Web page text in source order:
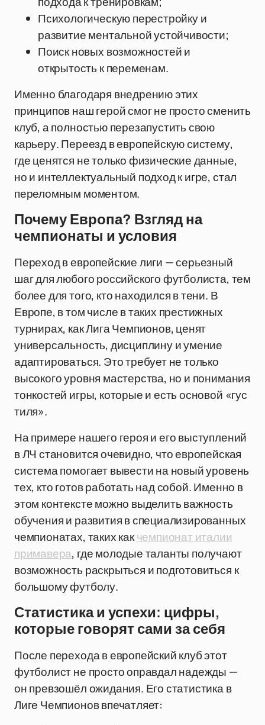
Психологическую перестройку и
развитие ментальной устойчивости;
Поиск новых возможностей и
открытость к переменам.
Именно благодаря внедрению этих
принципов наш герой смог не просто сменить
клуб, а полностью перезапустить свою
карьеру. Переезд в европейскую систему,
где ценятся не только физические данные,
но и интеллектуальный подход к игре, стал
переломным моментом.
Почему Европа? Взгляд на
чемпионаты и условия
Переход в европейские лиги — серьезный
шаг для любого российского футболиста, тем
более для того, кто находился в тени. В
Европе, в том числе в таких престижных
турнирах, как Лига Чемпионов, ценят
универсальность, дисциплину и умение
адаптироваться. Это требует не только
высокого уровня мастерства, но и понимания
тонкостей игры, которые и есть основой «гус
тиля».
На примере нашего героя и его выступлений
в ЛЧ становится очевидно, что европейская
система помогает вывести на новый уровень
тех, кто готов работать над собой. Именно в
этом контексте можно выделить важность
обучения и развития в специализированных
чемпионатах, таких какчемпионат италии
примавера, где молодые таланты получают
возможность раскрыться и подготовиться к
большому футболу.
Статистика и успехи: цифры,
которые говорят сами за себя
После перехода в европейский клуб этот
футболист не просто оправдал надежды —
он превзошёл ожидания. Его статистика в
Лиге Чемпионов впечатляет: